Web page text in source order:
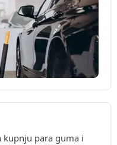
kupnju para guma i